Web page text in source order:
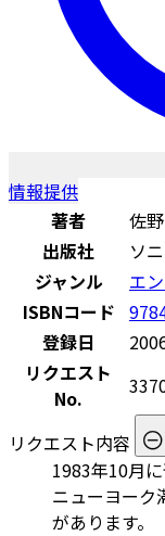
情報提供
著者
佐
出版社
ソ
ジャンル
エ
ISBNコード
登録日
リクエスト
No.
リクエスト内容
1983年10月
ニューヨーク
があります。